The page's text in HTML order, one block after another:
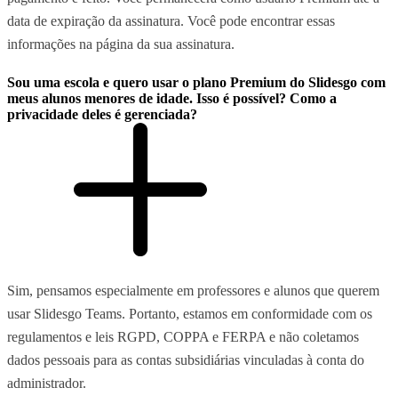
data de expiração da assinatura. Você pode encontrar essas
informações na página da sua assinatura.
Sou uma escola e quero usar o plano Premium do Slidesgo com
meus alunos menores de idade. Isso é possível? Como a
privacidade deles é gerenciada?
Sim, pensamos especialmente em professores e alunos que querem
usar Slidesgo Teams. Portanto, estamos em conformidade com os
regulamentos e leis RGPD, COPPA e FERPA e não coletamos
dados pessoais para as contas subsidiárias vinculadas à conta do
administrador.